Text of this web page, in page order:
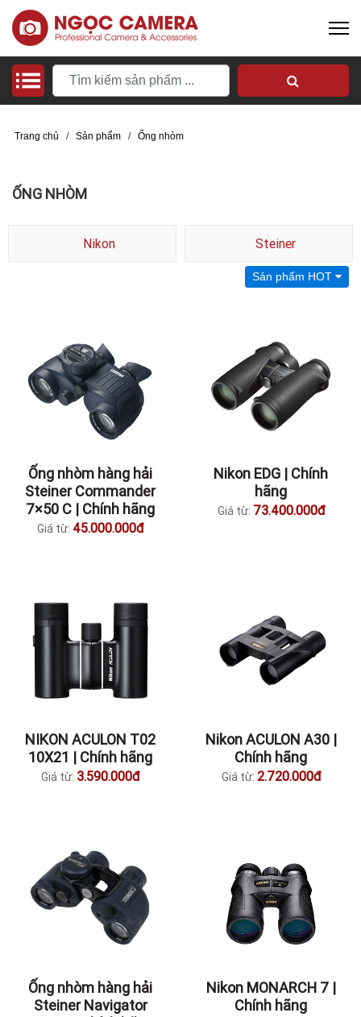
Trang chủ / Sản phẩm / Ống nhòm
ỐNG NHÒM
Nikon Steiner
Sản phẩm HOT
Ống nhòm hàng hải
Steiner Commander
7×50 C | Chính hãng
Giá từ: 45.000.000đ
Nikon EDG | Chính
hãng
Giá từ: 73.400.000đ
NIKON ACULON T02
10X21 | Chính hãng
Giá từ: 3.590.000đ
Nikon ACULON A30 |
Chính hãng
Giá từ: 2.720.000đ
Ống nhòm hàng hải
Steiner Navigator
Nikon MONARCH 7 |
Chính hãng